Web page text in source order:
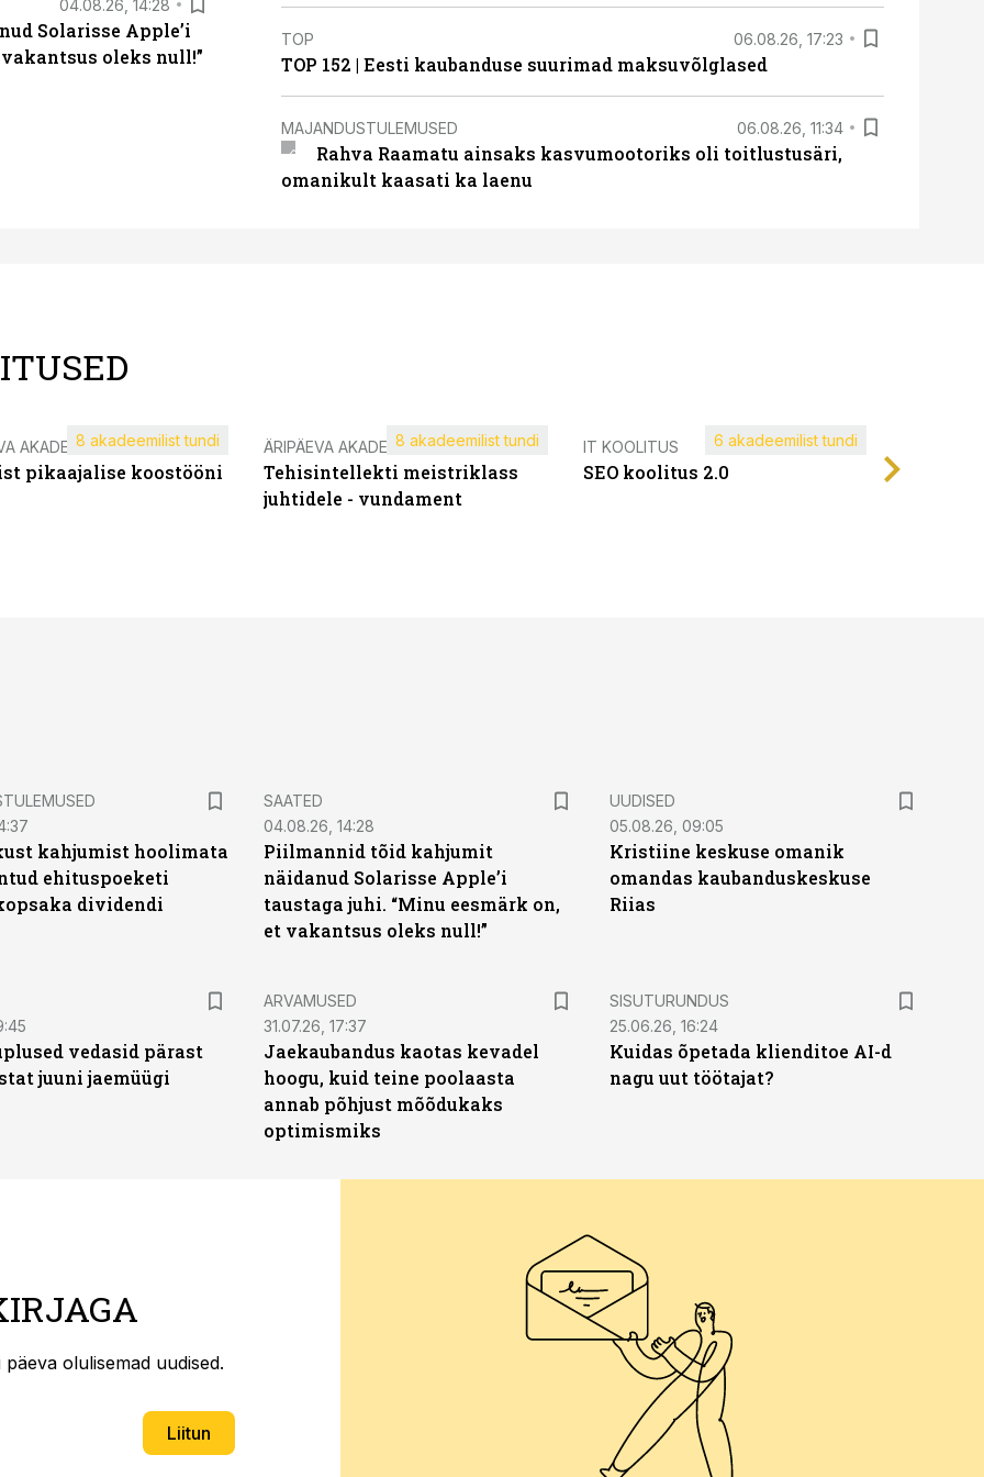
04.08.26, 14:28
Solarisse Apple’i
oleks null!”
TOP 06.08.26, 17:23
TOP 152 | Eesti kaubanduse suurimad maksuvõlglased
MAJANDUSTULEMUSED 06.08.26, 11:34
Rahva Raamatu ainsaks kasvumootoriks oli toitlustusäri,
omanikult kaasati ka laenu
AKADEEMIA
pikaajalise koostööni
8 akadeemilist tundi ÄRIPÄEVA AKADEEMIA
Tehisintellekti meistriklass
juhtidele - vundament
8 akadeemilist tundi IT KOOLITUS
SEO koolitus 2.0
6 akadeemilist tundi
kahjumist hoolimata
ehituspoeketi
dividendi
SAATED
04.08.26, 14:28
Piilmannid tõid kahjumit
näidanud Solarisse Apple’i
taustaga juhi. “Minu eesmärk on,
et vakantsus oleks null!”
UUDISED
05.08.26, 09:05
Kristiine keskuse omanik
omandas kaubanduskeskuse
Riias
vedasid pärast
juuni jaemüügi
ARVAMUSED
31.07.26, 17:37
Jaekaubandus kaotas kevadel
hoogu, kuid teine poolaasta
annab põhjust mõõdukaks
optimismiks
ST
SISUTURUNDUS
25.06.26, 16:24
Kuidas õpetada klienditoe AI-d
nagu uut töötajat?
olulisemad uudised.
Liitun